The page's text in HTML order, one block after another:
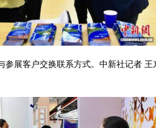
参展客户交换联系方式。中新社记者 王